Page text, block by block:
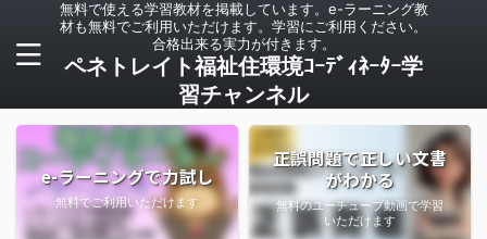
無料で使える学習教材を掲載しています。e-ラーニング教
材も無料でご利用いただけます。学習にご利用ください。
合格出来る実力が付きます。
ペネトレイト福祉住環境ｺｰﾃﾞｨﾈｰﾀｰ学
習チャンネル
e-ラーニングで力試し
無料でご利用いただけます
正誤問題で正しい文書
がわかる
無料のユーチューブ動画で学習
いただけます